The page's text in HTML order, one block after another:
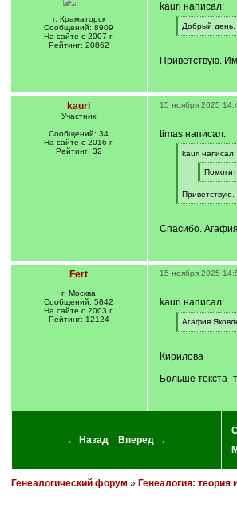
г. Краматорск
Сообщений: 8909
На сайте с 2007 г.
Рейтинг: 20862
kauri написал:
[
q
Добрый день.
[
]
Приветствую.
kauri
Участник
Сообщений: 34
На сайте с 2016 г.
Рейтинг: 32
15 ноября 2025
timas написал:
[kauri написал:
[
q
[
q
]
[
]
Спасибо.
Fert
г. Москва
Сообщений: 5842
На сайте с 2003 г.
Рейтинг: 12124
15 ноября 2025
kauri написал:
[
q
Агафия
[
]
Кирилова
Больше текста-
← Назад Вперед →
Генеалогический форум » Генеалогия: теория